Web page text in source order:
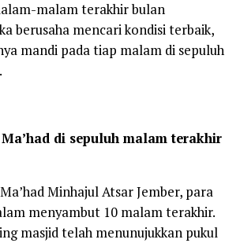
malam terakhir bulan
berusaha mencari kondisi terbaik,
mandi pada tiap malam di sepuluh
di sepuluh malam terakhir
Minhajul Atsar Jember, para
menyambut 10 malam terakhir.
masjid telah menunujukkan pukul